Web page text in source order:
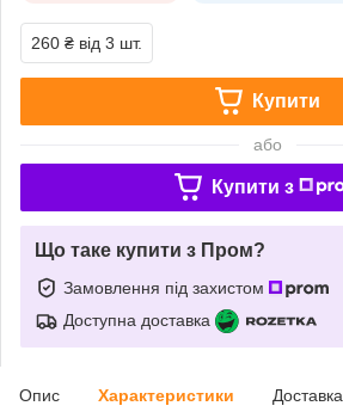
260 ₴ від 3 шт.
Купити
або
Купити з
Що таке купити з Пром?
Замовлення під захистом
Доступна доставка
Опис Характеристики Доставка